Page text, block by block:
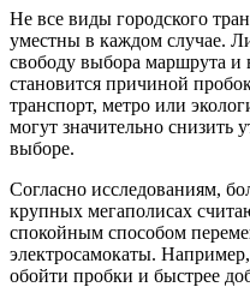
Не все виды городского
уместны в каждом случае.
свободу выбора маршрута и
становится причиной
транспорт, метро или
могут значительно снизить
выборе.
Согласно исследованиям,
крупных мегаполисах
спокойным способом
электросамокаты.
обойти пробки и быстрее